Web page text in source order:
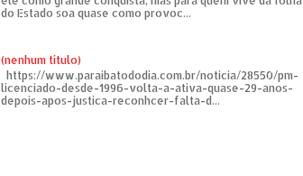
do Estado soa quase como provoc...
(nenhum título)
https://www.paraibatododia.com.br/noticia/28550/pm-
licenciado-desde-1996-volta-a-ativa-quase-29-anos-
depois-apos-justica-reconhcer-falta-d...